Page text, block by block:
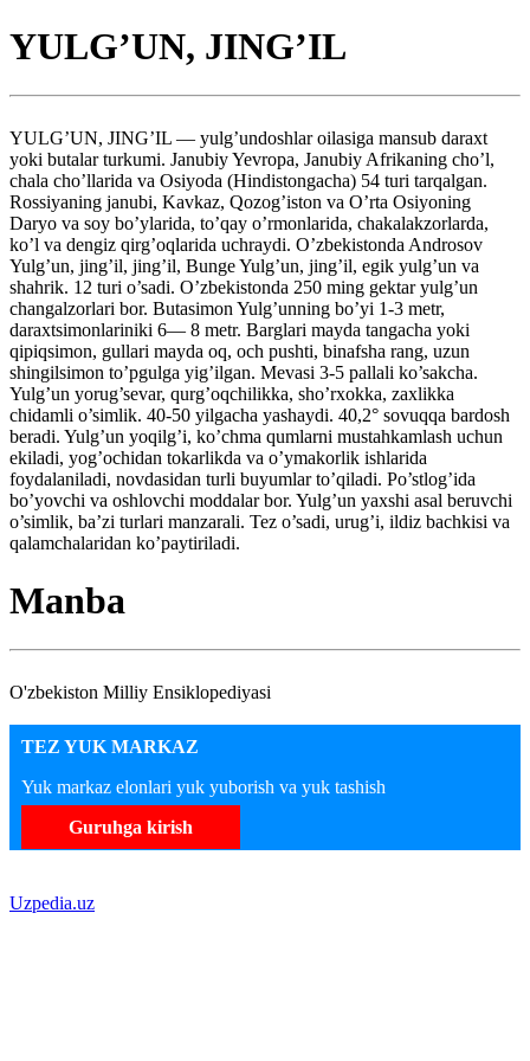
YULG’UN, JING’IL
YULG’UN, JING’IL — yulg’undoshlar oilasiga mansub daraxt
yoki butalar turkumi. Janubiy Yevropa, Janubiy Afrikaning cho’l,
chala cho’llarida va Osiyoda (Hindistongacha) 54 turi tarqalgan.
Rossiyaning janubi, Kavkaz, Qozog’iston va O’rta Osiyoning
Daryo va soy bo’ylarida, to’qay o’rmonlarida, chakalakzorlarda,
ko’l va dengiz qirg’oqlarida uchraydi. O’zbekistonda Androsov
Yulg’un, jing’il, jing’il, Bunge Yulg’un, jing’il, egik yulg’un va
shahrik. 12 turi o’sadi. O’zbekistonda 250 ming gektar yulg’un
changalzorlari bor. Butasimon Yulg’unning bo’yi 1-3 metr,
daraxtsimonlariniki 6— 8 metr. Barglari mayda tangacha yoki
qipiqsimon, gullari mayda oq, och pushti, binafsha rang, uzun
shingilsimon to’pgulga yig’ilgan. Mevasi 3-5 pallali ko’sakcha.
Yulg’un yorug’sevar, qurg’oqchilikka, sho’rxokka, zaxlikka
chidamli o’simlik. 40-50 yilgacha yashaydi. 40,2° sovuqqa bardosh
beradi. Yulg’un yoqilg’i, ko’chma qumlarni mustahkamlash uchun
ekiladi, yog’ochidan tokarlikda va o’ymakorlik ishlarida
foydalaniladi, novdasidan turli buyumlar to’qiladi. Po’stlog’ida
bo’yovchi va oshlovchi moddalar bor. Yulg’un yaxshi asal beruvchi
o’simlik, ba’zi turlari manzarali. Tez o’sadi, urug’i, ildiz bachkisi va
qalamchalaridan ko’paytiriladi.
Manba
O'zbekiston Milliy Ensiklopediyasi
TEZ YUK MARKAZ
Yuk markaz elonlari yuk yuborish va yuk tashish
Guruhga kirish
Uzpedia.uz